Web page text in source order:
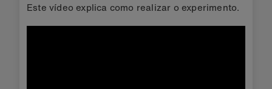
Este vídeo explica como realizar o experimento.